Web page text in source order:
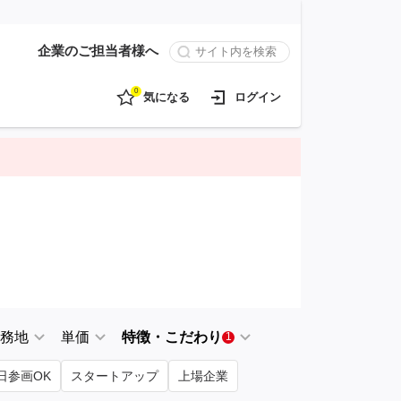
企業のご担当者様へ
0 気になる ログイン
地 単価 特徴・こだわり 1
参画OK スタートアップ 上場企業